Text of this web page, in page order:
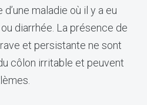
maladie où il y a eu
diarrhée. La présence de
et persistante ne sont
côlon irritable et peuvent